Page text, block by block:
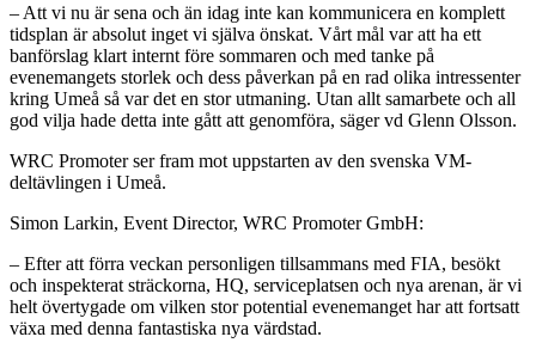
– Att vi nu är sena och än idag inte kan kommunicera en komplett
tidsplan är absolut inget vi själva önskat. Vårt mål var att ha ett
banförslag klart internt före sommaren och med tanke på
evenemangets storlek och dess påverkan på en rad olika intressenter
kring Umeå så var det en stor utmaning. Utan allt samarbete och all
god vilja hade detta inte gått att genomföra, säger vd Glenn Olsson.
WRC Promoter ser fram mot uppstarten av den svenska VM-
deltävlingen i Umeå.
Simon Larkin, Event Director, WRC Promoter GmbH:
– Efter att förra veckan personligen tillsammans med FIA, besökt
och inspekterat sträckorna, HQ, serviceplatsen och nya arenan, är vi
helt övertygade om vilken stor potential evenemanget har att fortsatt
växa med denna fantastiska nya värdstad.